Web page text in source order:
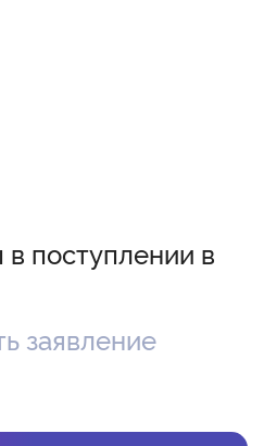
поступлении в
заявление